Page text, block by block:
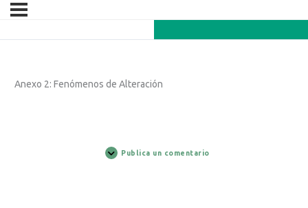
Anexo 2: Fenómenos de Alteración
Publica un comentario